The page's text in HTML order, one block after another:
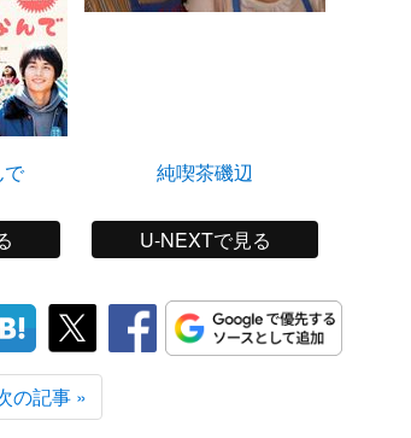
で 純喫茶磯辺
U-NEXTで見る
の記事 »